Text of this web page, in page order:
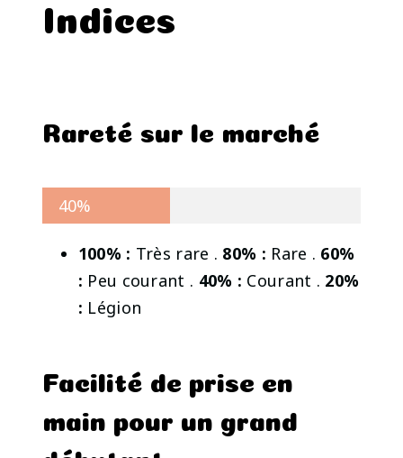
Indices
Rareté sur le marché
40%
100% : Très rare . 80% : Rare . 60%
: Peu courant . 40% : Courant . 20%
: Légion
Facilité de prise en
main pour un grand